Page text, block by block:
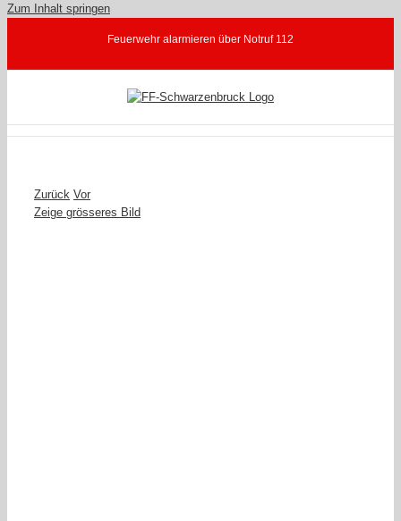
Zum Inhalt springen
Feuerwehr alarmieren über Notruf 112
Zurück Vor
Zeige grösseres Bild